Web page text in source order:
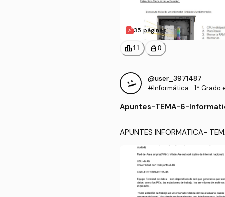
35 páginas
leaderboard11 personal_bag 0
@user_3971487
#Informática · 1º Grado
Apuntes-TEMA-6-